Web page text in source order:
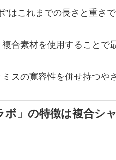
”はこれまでの長さと重さ
合素材を使用することで
スの寛容性を併せ持つや
ボ」の特徴は複合シャ